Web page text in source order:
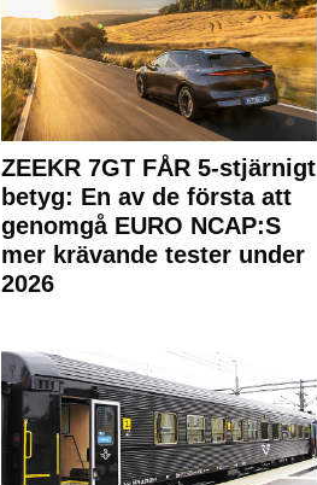
ZEEKR 7GT FÅR 5-stjärnigt
betyg: En av de första att
genomgå EURO NCAP:S
mer krävande tester under
2026